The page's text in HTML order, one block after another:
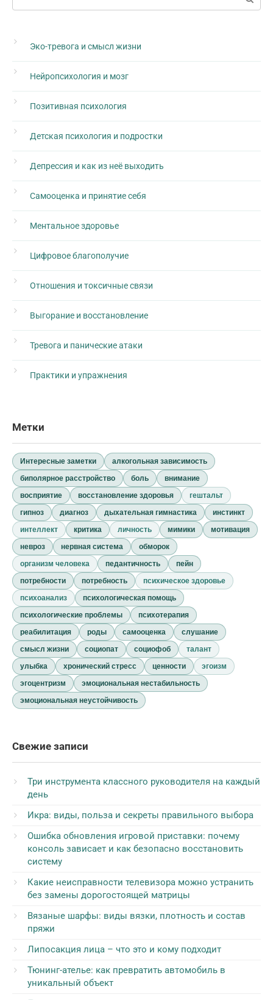
Эко-тревога и смысл жизни
Нейропсихология и мозг
Позитивная психология
Детская психология и подростки
Депрессия и как из неё выходить
Самооценка и принятие себя
Ментальное здоровье
Цифровое благополучие
Отношения и токсичные связи
Выгорание и восстановление
Тревога и панические атаки
Практики и упражнения
Метки
Интересные заметки
алкогольная зависимость
биполярное расстройство
боль
внимание
восприятие
восстановление здоровья
гештальт
гипноз
диагноз дыхательная гимнастика
инстинкт
интеллект
критика личность мимики
мотивация
невроз
нервная система
обморок
организм человека
педантичность
пейн
потребности
потребность
психическое здоровье
психоанализ
психологическая помощь
психологические проблемы
психотерапия
реабилитация
роды самооценка
слушание
смысл жизни
социопат социофоб
талант
улыбка
хронический стресс ценности
эгоизм
эгоцентризм
эмоциональная нестабильность
эмоциональная неустойчивость
Свежие записи
Три инструмента классного руководителя на каждый
день
Икра: виды, польза и секреты правильного выбора
Ошибка обновления игровой приставки: почему
консоль зависает и как безопасно восстановить
систему
Какие неисправности телевизора можно устранить
без замены дорогостоящей матрицы
Вязаные шарфы: виды вязки, плотность и состав
пряжи
Липосакция лица – что это и кому подходит
Тюнинг-ателье: как превратить автомобиль в
уникальный объект